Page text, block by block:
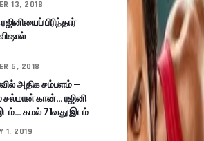
13, 2018
பிரிந்தார்
6, 2018
அதிக சம்பளம் –
சல்மான் கான்… ரஜினி
கமல் 71வது இடம்
1, 2019